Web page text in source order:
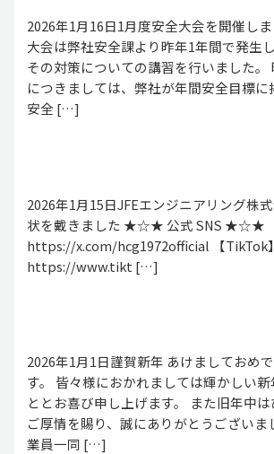
2026年1月16日1月度安全大会を開催し
大会は弊社安全課より昨年1年間で発生
その対策についての講習を行いました。
につきましては、弊社が年間安全目標に
安全 […]
2026年1月15日JFEエンジニアリング株
状を戴きました ★☆★ 公式 SNS ★☆★ 【
https://x.com/hcg1972official 【TikTok】
https://www.tikt […]
2026年1月1日謹賀新年 あけましておめ
す。 皆々様におかれましては輝かしい
ととお喜び申し上げます。 また旧年中
ご厚情を賜り、誠にありがとうございま
業員一同 […]